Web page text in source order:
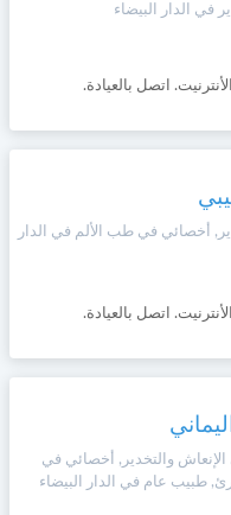
في الدار البيضاء
اتصل بالعيادة.
أخصائي في طب الألم في الدار
اتصل بالعيادة.
الإنعاش والتخدير, أخصائي في
طبيب عام في الدار البيضاء